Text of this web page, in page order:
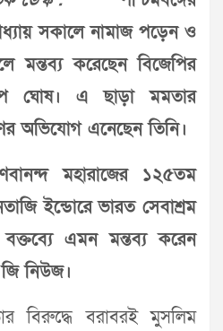
সকালে নামাজ পড়েন ও
মন্তব্য করেছেন বিজেপির
ঘোষ। এ ছাড়া মমতার
অভিযোগ এনেছেন তিনি।
মহারাজের ১২৫তম
ইন্ডোরে ভারত সেবাশ্রম
এমন মন্তব্য করেন
নিউজ।
বিরুদ্ধে বরাবরই মুসলিম